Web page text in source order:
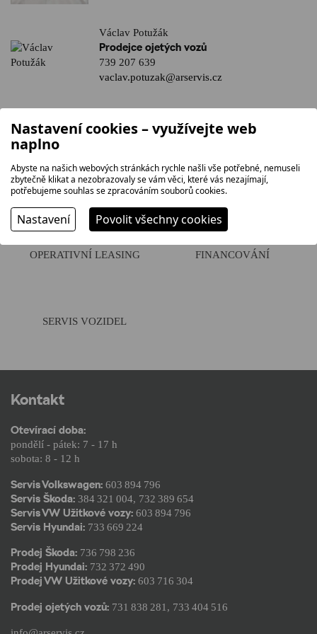
Václav Potužák
Prodejce ojetých vozů
739 207 639
vaclav.potuzak@arservis.cz
PŘEDVÁDĚCÍ JÍZDA SKLADOVÉ VOZY
OPERATIVNÍ LEASING FINANCOVÁNÍ
SERVIS VOZIDEL
Kontakt
Otevírací doba:
pondělí - pátek: 7 - 17 h
sobota: 8 - 12 h
Servis Volkswagen: 603 894 796
Servis Škoda: 384 321 004, 732 389 654
Servis VW Užitkové vozy: 603 894 796
Servis Hyundai: 733 669 224
Prodej Škoda: 736 798 236
Prodej Hyundai: 732 372 490
Prodej VW Užitkové vozy: 603 716 304
Prodej ojetých vozů: 731 838 281 , 733 404 516
Nastavení cookies – využívejte web
naplno
Abyste na našich webových stránkách rychle našli vše potřebné, nemuseli
zbytečně klikat a nezobrazovaly se vám věci, které vás nezajímají,
potřebujeme souhlas se zpracováním souborů cookies.
Nastavení Povolit všechny cookies